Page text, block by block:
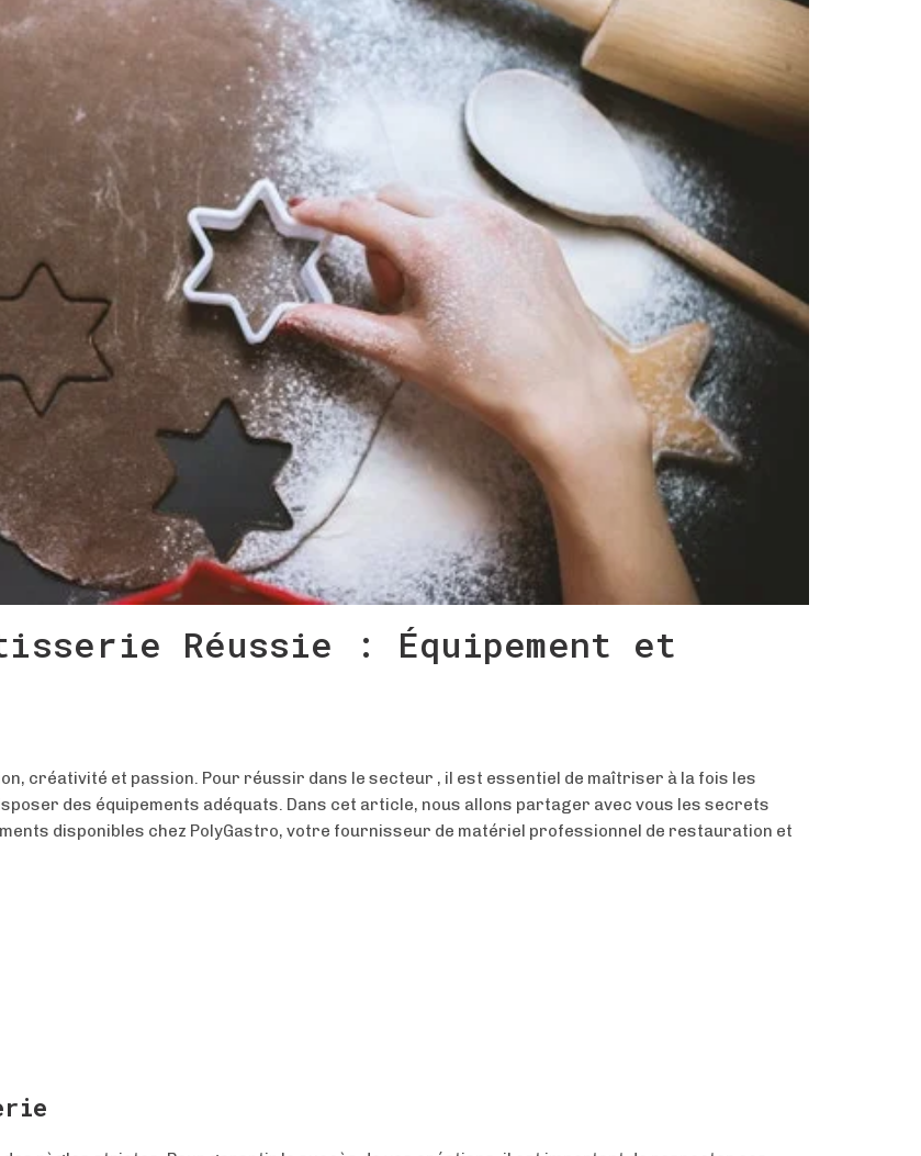
Réussie : Équipement et
créativité et passion. Pour réussir dans le secteur , il est essentiel de maîtriser à la fois les
des équipements adéquats. Dans cet article, nous allons partager avec vous les secrets
disponibles chez PolyGastro, votre fournisseur de matériel professionnel de restauration et